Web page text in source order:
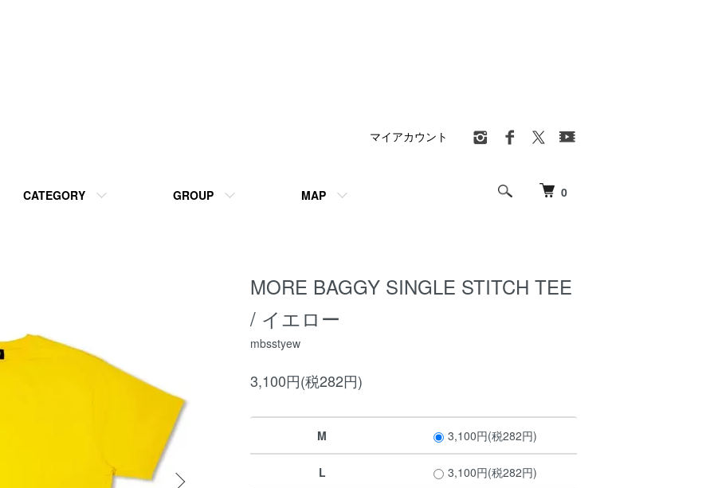
0
CATEGORY GROUP MAP
マイアカウント
MORE BAGGY SINGLE STITCH TEE
/ イエロー
mbsstyew
3,100円(税282円)
M 3,100円(税282円)
L 3,100円(税282円)